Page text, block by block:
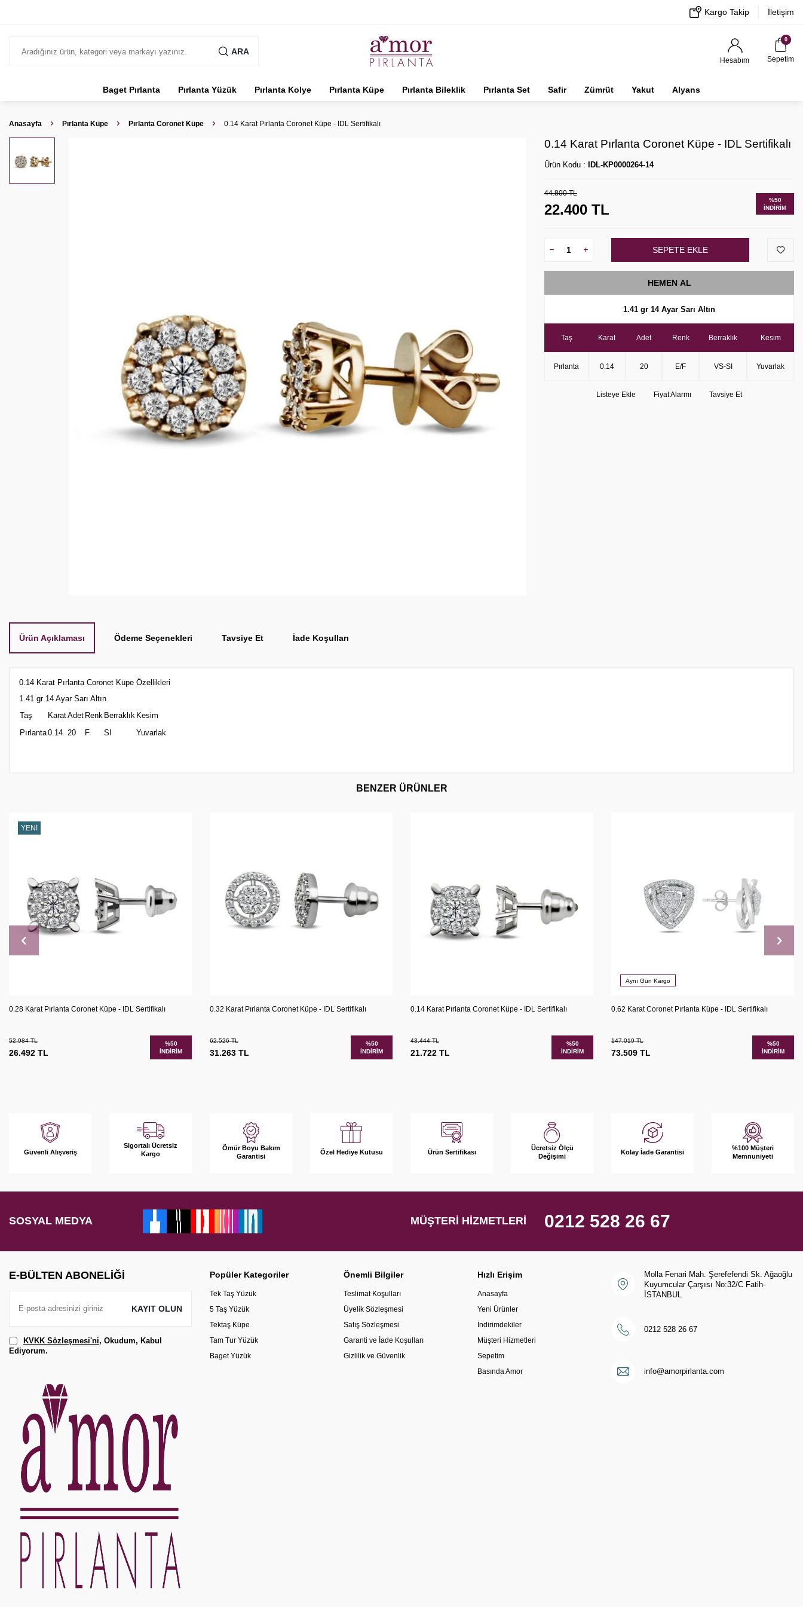
Kargo Takip İletişim
ARA
Hesabım
0
Sepetim
Baget Pırlanta Pırlanta Yüzük Pırlanta Kolye Pırlanta Küpe Pırlanta Bileklik Pırlanta Set Safir Zümrüt Yakut Alyans
Anasayfa Pırlanta Küpe Pırlanta Coronet Küpe 0.14 Karat Pırlanta Coronet Küpe - IDL Sertifikalı
0.14 Karat Pırlanta Coronet Küpe - IDL Sertifikalı
Ürün Kodu : IDL-KP0000264-14
44.800TL
22.400 TL
%50
İNDIRIM
SEPETE EKLE
HEMEN AL
1.41 gr 14 Ayar Sarı Altın
Taş
Pırlanta
Karat
0.14
Adet
20
Renk
E/F
Berraklık
VS-SI
Kesim
Yuvarlak
Listeye Ekle Fiyat Alarmı Tavsiye Et
Ürün Açıklaması Ödeme Seçenekleri Tavsiye Et İade Koşulları
0.14 Karat Pırlanta Coronet Küpe Özellikleri
1.41 gr 14 Ayar Sarı Altın
Taş
KaratAdet Renk Berraklık Kesim
Pırlanta0.14 20 F SI Yuvarlak
BENZER ÜRÜNLER
YENI
Sepete Ekle Karşılaştır
0.28 Karat Pırlanta Coronet Küpe - IDL Sertifikalı
52.984TL
26.492 TL
%50
İNDIRIM
Sepete Ekle Karşılaştır
0.32 Karat Pırlanta Coronet Küpe - IDL Sertifikalı
62.526TL
31.263 TL
%50
İNDIRIM
Sepete Ekle Karşılaştır
0.14 Karat Pırlanta Coronet Küpe - IDL Sertifikalı
43.444TL
21.722 TL
%50
İNDIRIM
Aynı Gün Kargo
Sepete Ekle Karşılaştır
0.62 Karat Coronet Pırlanta Küpe - IDL Sertifikalı
147.019TL
73.509 TL
%50
İNDIRIM
Güvenli Alışveriş
Sigortalı Ücretsiz
Kargo
Ömür Boyu Bakım
Garantisi
Özel Hediye Kutusu Ürün Sertifikası
Ücretsiz Ölçü
Değişimi
Kolay İade Garantisi
%100 Müşteri
Memnuniyeti
SOSYAL MEDYA MÜŞTERI HIZMETLERI 0212 528 26 67
E-BÜLTEN ABONELIĞI
KAYIT OLUN
KVKK Sözleşmesi'ni, Okudum, Kabul
Ediyorum.
Popüler Kategoriler
Tek Taş Yüzük
5 Taş Yüzük
Tektaş Küpe
Tam Tur Yüzük
Baget Yüzük
Önemli Bilgiler
Teslimat Koşulları
Üyelik Sözleşmesi
Satış Sözleşmesi
Garanti ve İade Koşulları
Gizlilik ve Güvenlik
Hızlı Erişim
Anasayfa
Yeni Ürünler
İndirimdekiler
Müşteri Hizmetleri
Sepetim
Basında Amor
Molla Fenari Mah. Şerefefendi Sk. Ağaoğlu
Kuyumcular Çarşısı No:32/C Fatih-
İSTANBUL
0212 528 26 67
info@amorpirlanta.com